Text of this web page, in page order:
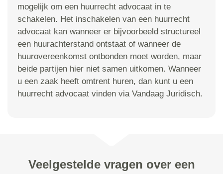
mogelijk om een huurrecht advocaat in te
schakelen. Het inschakelen van een huurrecht
advocaat kan wanneer er bijvoorbeeld structureel
een huurachterstand ontstaat of wanneer de
huurovereenkomst ontbonden moet worden, maar
beide partijen hier niet samen uitkomen. Wanneer
u een zaak heeft omtrent huren, dan kunt u een
huurrecht advocaat vinden via Vandaag Juridisch.
Veelgestelde vragen over een